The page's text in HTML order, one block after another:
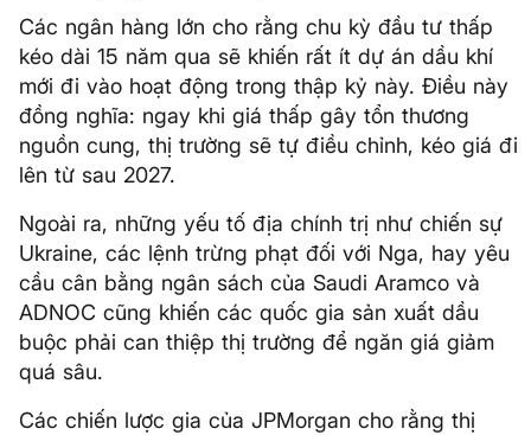
Các ngân hàng lớn cho rằng chu kỳ đầu tư thấp
kéo dài 15 năm qua sẽ khiến rất ít dự án dầu khí
mới đi vào hoạt động trong thập kỷ này. Điều này
đồng nghĩa: ngay khi giá thấp gây tổn thương
nguồn cung, thị trường sẽ tự điều chỉnh, kéo giá đi
lên từ sau 2027.
Ngoài ra, những yếu tố địa chính trị như chiến sự
Ukraine, các lệnh trừng phạt đối với Nga, hay yêu
cầu cân bằng ngân sách của Saudi Aramco và
ADNOC cũng khiến các quốc gia sản xuất dầu
buộc phải can thiệp thị trường để ngăn giá giảm
quá sâu.
Các chiến lược gia của JPMorgan cho rằng thị